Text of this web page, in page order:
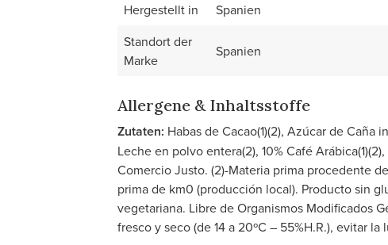
Hergestellt in
Spanien
Standort der
Marke
Spanien
Allergene & Inhaltsstoffe
Zutaten: Habas de Cacao(1)(2), Azúcar de Caña
Leche en polvo entera(2), 10% Café
Comercio Justo. (2)-Materia prima procedente
prima de km0 (producción local). Producto sin
vegetariana. Libre de Organismos Modificados
fresco y seco (de 14 a 20ºC – 55%H.R.), evitar